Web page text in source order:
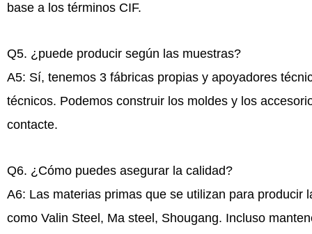
base a los términos CIF.
Q5. ¿puede producir según las muestras?
A5: Sí, tenemos 3 fábricas propias y apoyadores
técnicos. Podemos construir los moldes y los
contacte.
Q6. ¿Cómo puedes asegurar la calidad?
A6: Las materias primas que se utilizan para
como Valin Steel, Ma steel, Shougang. Incluso